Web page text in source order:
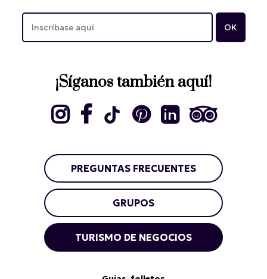
¡Síganos también aquí!
PREGUNTAS FRECUENTES
GRUPOS
TURISMO DE NEGOCIOS